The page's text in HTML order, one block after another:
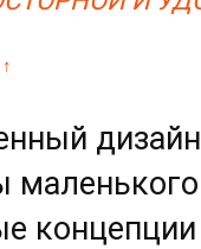
концепции